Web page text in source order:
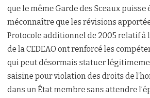
que le même Garde des Sceaux
méconnaître que les révisions
Protocole additionnel de 2005 relatif à
de la CEDEAO ont renforcé les
qui peut désormais statuer
saisine pour violation des droits de
dans un État membre sans attendre